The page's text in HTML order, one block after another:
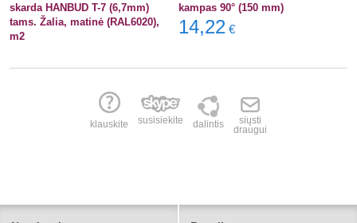
skarda HANBUD T-7 (6,7mm)
tams. Žalia, matinė (RAL6020),
m2
kampas 90° (150 mm)
14,22 €
klauskite susisiekite dalintis
siųsti
draugui